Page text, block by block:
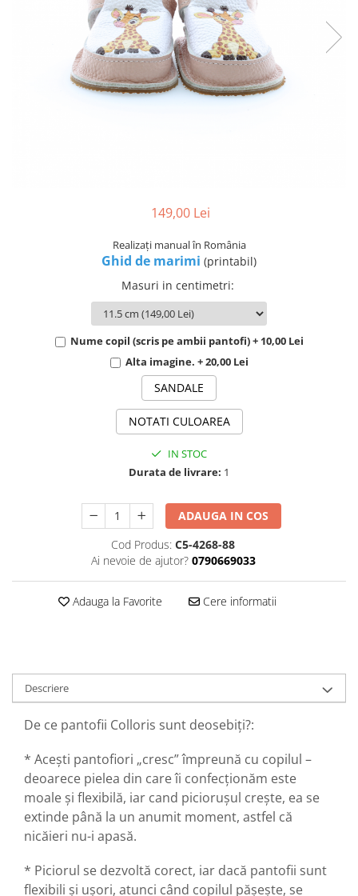
149,00 Lei
Realizați manual în România
Ghid de marimi (printabil)
Masuri in centimetri:
Nume copil (scris pe ambii pantofi) + 10,00 Lei
Alta imagine. + 20,00 Lei
SANDALE
NOTATI CULOAREA
IN STOC
Durata de livrare: 1
ADAUGA IN COS
Cod Produs: C5-4268-88
Ai nevoie de ajutor? 0790669033
Adauga la Favorite Cere informatii
Descriere
De ce pantofii Colloris sunt deosebiți?:
* Acești pantofiori „cresc” împreună cu copilul –
deoarece pielea din care îi confecționăm este
moale și flexibilă, iar cand picioruşul crește, ea se
extinde până la un anumit moment, astfel că
nicăieri nu-i apasă.
* Piciorul se dezvoltă corect, iar dacă pantofii sunt
flexibili și ușori, atunci când copilul pășește, se